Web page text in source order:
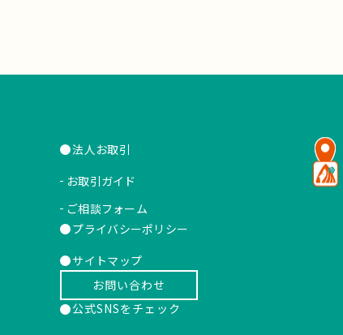
法人お取引
お取引ガイド
ご相談フォーム
プライバシーポリシー
サイトマップ
お問い合わせ
公式SNSをチェック